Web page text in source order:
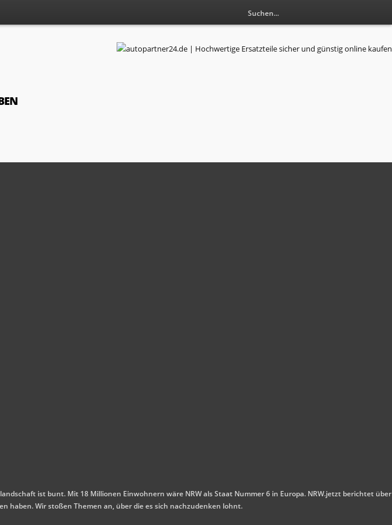
ist bunt. Mit 18 Millionen Einwohnern wäre NRW als Staat Nummer 6 in Europa. NRW.jetzt berichtet über
haben. Wir stoßen Themen an, über die es sich nachzudenken lohnt.